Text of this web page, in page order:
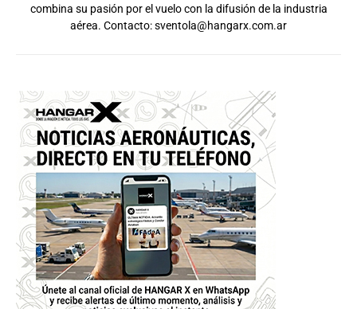
combina su pasión por el vuelo con la difusión de la industria
aérea. Contacto:sventola@hangarx.com.ar